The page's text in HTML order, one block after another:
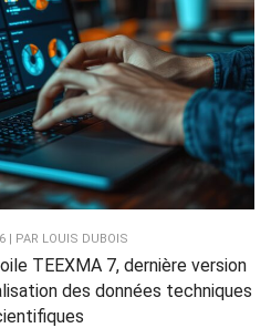
| PAR LOUIS DUBOIS
TEEXMA 7, dernière version
des données techniques